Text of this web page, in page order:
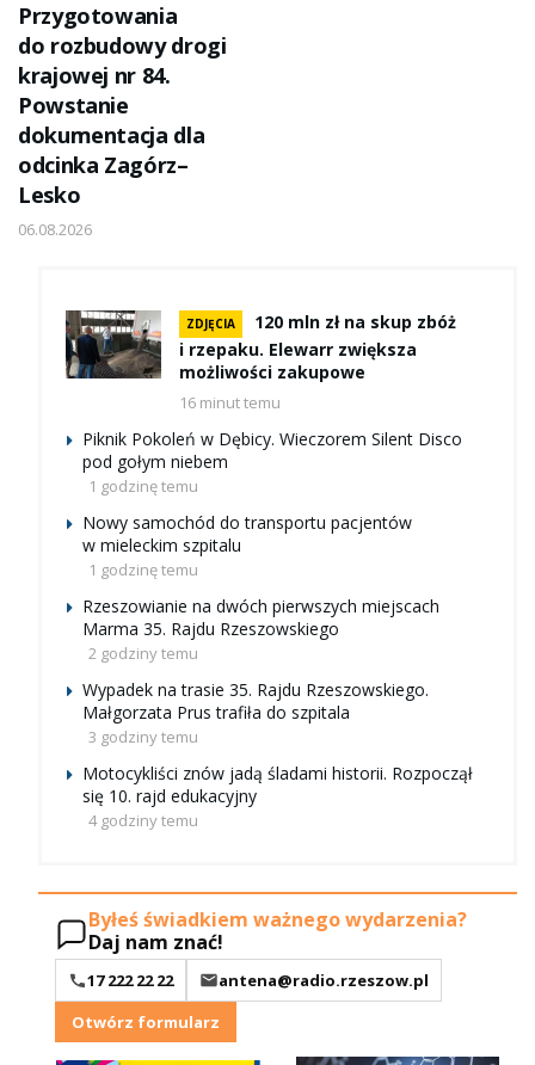
Przygotowania
do rozbudowy drogi
krajowej nr 84.
Powstanie
dokumentacja dla
odcinka Zagórz–
Lesko
06.08.2026
ZDJĘCIA
120 mln zł na skup zbóż
i rzepaku. Elewarr zwiększa
możliwości zakupowe
16 minut temu
Piknik Pokoleń w Dębicy. Wieczorem Silent Disco
pod gołym niebem
1 godzinę temu
Nowy samochód do transportu pacjentów
w mieleckim szpitalu
1 godzinę temu
Rzeszowianie na dwóch pierwszych miejscach
Marma 35. Rajdu Rzeszowskiego
2 godziny temu
Wypadek na trasie 35. Rajdu Rzeszowskiego.
Małgorzata Prus trafiła do szpitala
3 godziny temu
Motocykliści znów jadą śladami historii. Rozpoczął
się 10. rajd edukacyjny
4 godziny temu
Byłeś świadkiem ważnego wydarzenia?
Daj nam znać!
17 222 22 22
antena@radio.rzeszow.pl
Otwórz formularz